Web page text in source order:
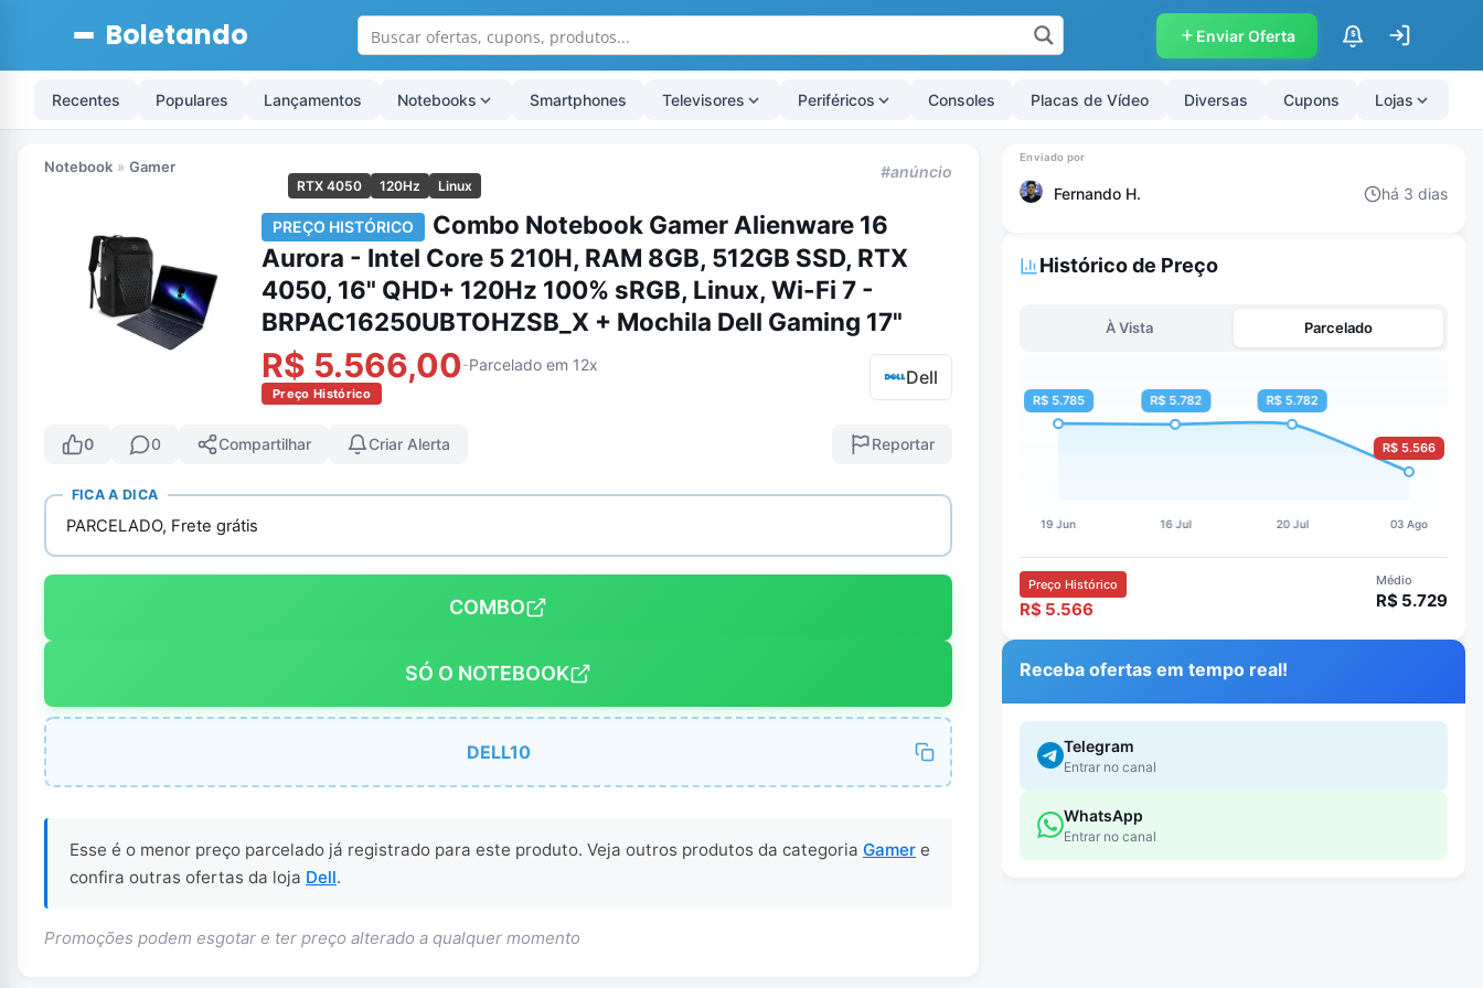
Boletando Enviar Oferta $
Recentes Populares Lançamentos Notebooks Smartphones Televisores Periféricos Consoles Placas de Vídeo Diversas Cupons Lojas
Notebook » Gamer
RTX 4050 120Hz Linux
#anúncio
PREÇO HISTÓRICO
Combo Notebook Gamer Alienware 16
Aurora - Intel Core 5 210H, RAM 8GB, 512GB SSD, RTX
4050, 16" QHD+ 120Hz 100% sRGB, Linux, Wi-Fi 7 -
BRPAC16250UBTOHZSB_X + Mochila Dell Gaming 17"
R$ 5.566,00 -Parcelado em 12x
Preço Histórico
Dell
0 0 Compartilhar Criar Alerta Reportar
FICA A DICA
PARCELADO, Frete grátis
COMBO
SÓ O NOTEBOOK
DELL10
Esse é o menor preço parcelado já registrado para este produto. Veja outros produtos da categoria Gamer e
confira outras ofertas da loja Dell.
Promoções podem esgotar e ter preço alterado a qualquer momento
Fernando H. há 3 dias
Histórico de Preço
À Vista Parcelado
Preço Histórico
R$ 5.566
Médio
R$ 5.729
Receba ofertas em tempo real!
Telegram
Entrar no canal
WhatsApp
Entrar no canal